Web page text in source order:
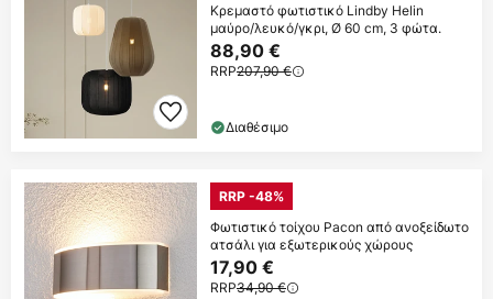
Κρεμαστό φωτιστικό Lindby Helin
μαύρο/λευκό/γκρι, Ø 60 cm, 3 φώτα.
88,90 €
RRP207,90 €
Διαθέσιμο
RRP -48%
Φωτιστικό τοίχου Pacon από ανοξείδωτο
ατσάλι για εξωτερικούς χώρους
17,90 €
RRP34,90 €